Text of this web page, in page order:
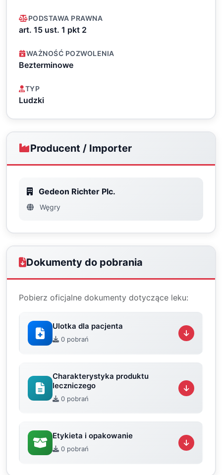
PODSTAWA PRAWNA
art. 15 ust. 1 pkt 2
WAŻNOŚĆ POZWOLENIA
Bezterminowe
TYP
Ludzki
Producent / Importer
Gedeon Richter Plc.
Węgry
Dokumenty do pobrania
Pobierz oficjalne dokumenty dotyczące leku:
Ulotka dla pacjenta
0 pobrań
Charakterystyka produktu
leczniczego
0 pobrań
Etykieta i opakowanie
0 pobrań